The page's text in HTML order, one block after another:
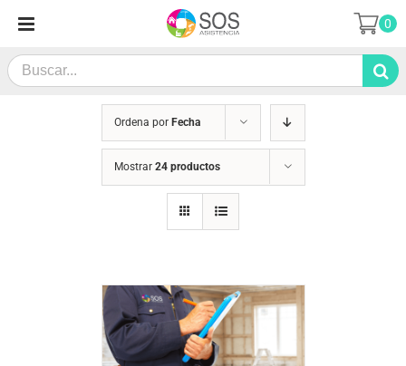
contenido
Search
for:
0
Ordena por Fecha
Mostrar 24 productos